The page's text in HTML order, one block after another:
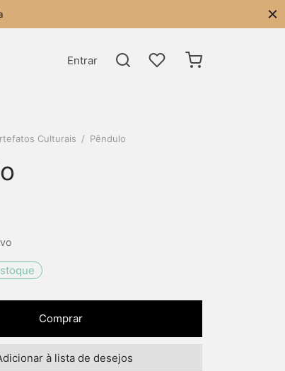
Entrar
Culturais / Pêndulo
Comprar
à lista de desejos